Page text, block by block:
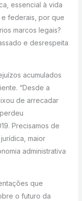
essencial à vida
e federais, por que
marcos legais?
e desrespeita
acumulados
“Desde a
de arrecadar
Precisamos de
maior
administrativa
que
o futuro da